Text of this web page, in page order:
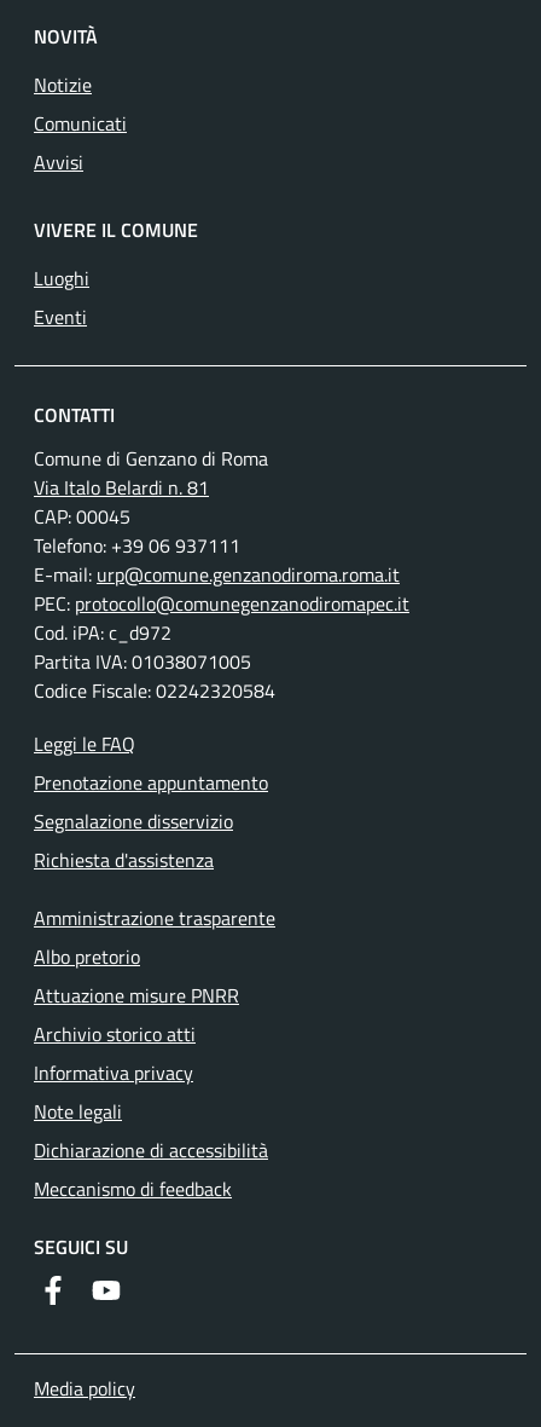
NOVITÀ
Notizie
Comunicati
Avvisi
VIVERE IL COMUNE
Luoghi
Eventi
CONTATTI
Comune di Genzano di Roma
Via Italo Belardi n. 81
CAP: 00045
Telefono: +39 06 937111
E-mail: urp@comune.genzanodiroma.roma.it
PEC: protocollo@comunegenzanodiromapec.it
Cod. iPA: c_d972
Partita IVA: 01038071005
Codice Fiscale: 02242320584
Leggi le FAQ
Prenotazione appuntamento
Segnalazione disservizio
Richiesta d'assistenza
Amministrazione trasparente
Albo pretorio
Attuazione misure PNRR
Archivio storico atti
Informativa privacy
Note legali
Dichiarazione di accessibilità
Meccanismo di feedback
SEGUICI SU
FacebookYouTube
Media policy